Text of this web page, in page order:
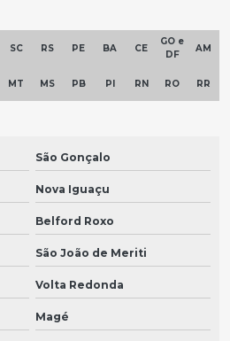
SC RS PE BA CE
GO e
DF
AM
MT MS PB PI RN RO RR
São Gonçalo
Nova Iguaçu
Belford Roxo
São João de Meriti
Volta Redonda
Magé